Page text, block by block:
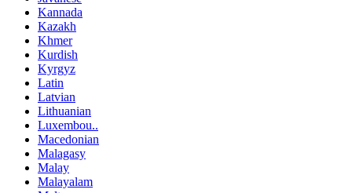
Kannada
Kazakh
Khmer
Kurdish
Kyrgyz
Latin
Latvian
Lithuanian
Luxembou..
Macedonian
Malagasy
Malay
Malayalam